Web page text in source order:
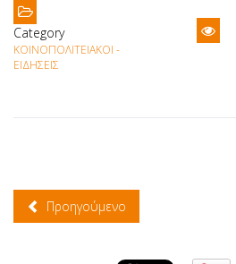
Category
ΚΟΙΝΟΠΟΛΙΤΕΙΑΚΟΊ -
ΕΙΔΉΣΕΙΣ
Προηγούμενο